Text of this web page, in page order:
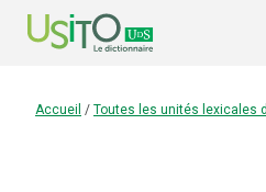
Accueil / Toutes les unités lexicales